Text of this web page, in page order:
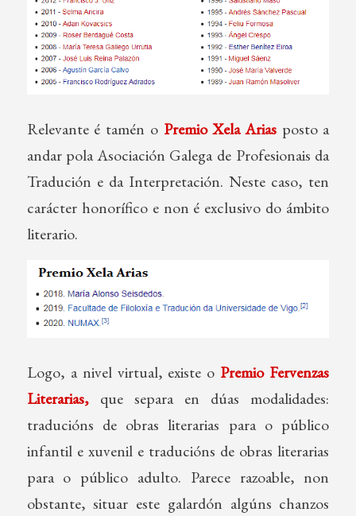
Relevante é tamén o Premio Xela Ariasposto a
andar pola Asociación Galega de Profesionais da
Tradución e da Interpretación. Neste caso, ten
carácter honorífico e non é exclusivo do ámbito
literario.
Logo, a nivel virtual, existe o Premio Fervenzas
Literarias, que separa en dúas modalidades:
traducións de obras literarias para o público
infantil e xuvenil e traducións de obras literarias
para o público adulto. Parece razoable, non
obstante, situar este galardón algúns chanzos